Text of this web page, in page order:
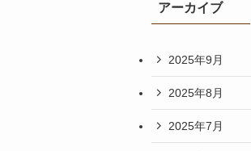
アーカイブ
2025年9月
2025年8月
2025年7月